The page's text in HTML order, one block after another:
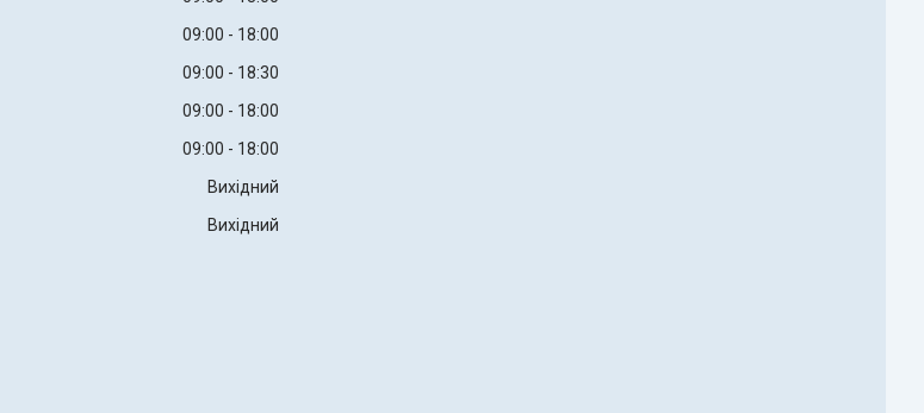
09:00
18:00
09:00
18:30
09:00
18:00
09:00
18:00
Вихідний
Вихідний